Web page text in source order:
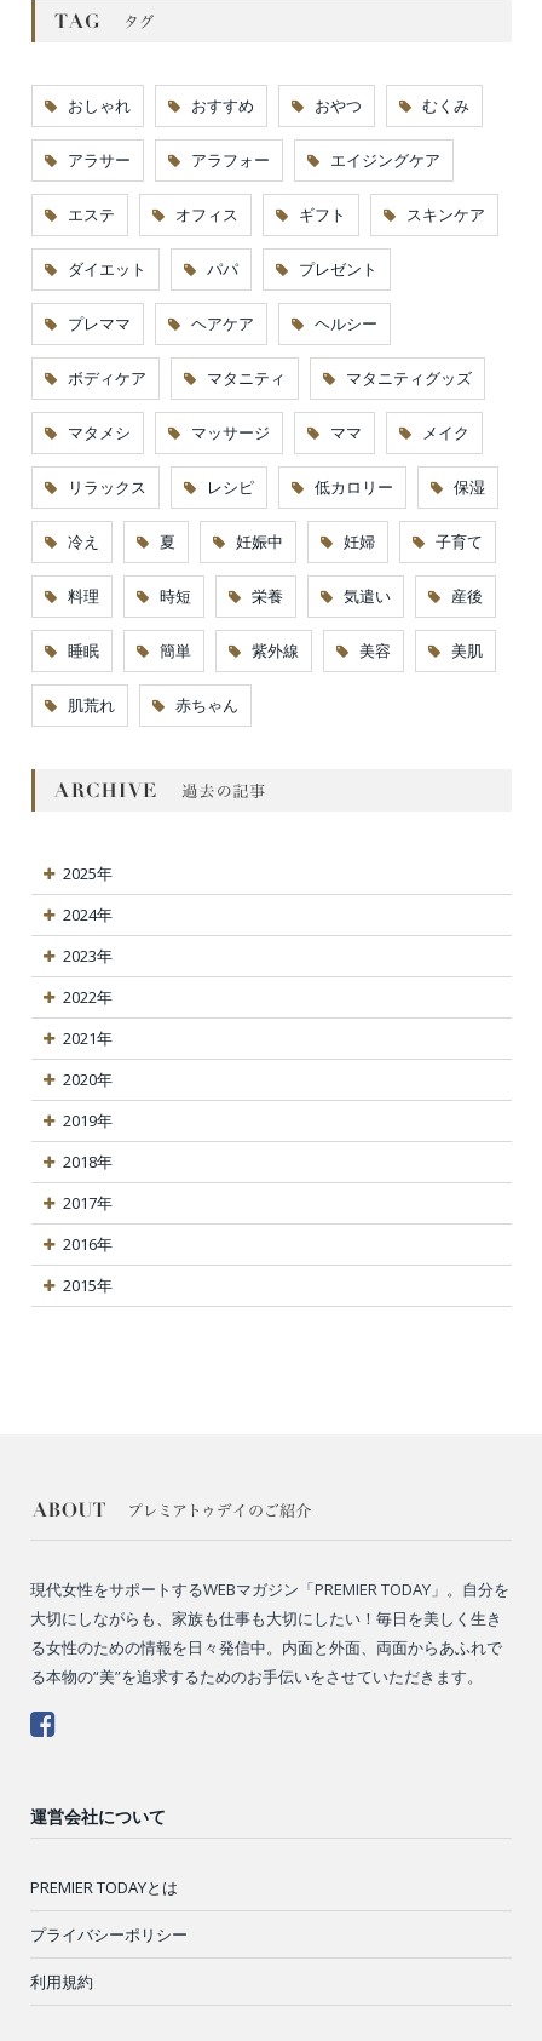
おしゃれ おすすめ おやつ むくみ
アラサー アラフォー エイジングケア
エステ オフィス ギフト スキンケア
ダイエット パパ プレゼント
プレママ ヘアケア ヘルシー
ボディケア マタニティ マタニティグッズ
マタメシ マッサージ ママ メイク
リラックス レシピ 低カロリー 保湿
冷え 夏 妊娠中 妊婦 子育て
料理 時短 栄養 気遣い 産後
睡眠 簡単 紫外線 美容 美肌
肌荒れ 赤ちゃん
2025年
2024年
2023年
2022年
2021年
2020年
2019年
2018年
2017年
2016年
2015年
現代女性をサポートするWEBマガジン「PREMIER TODAY」。自分を
大切にしながらも、家族も仕事も大切にしたい！毎日を美しく生き
る女性のための情報を日々発信中。内面と外面、両面からあふれで
る本物の“美”を追求するためのお手伝いをさせていただきます。
運営会社について
PREMIER TODAYとは
プライバシーポリシー
利用規約